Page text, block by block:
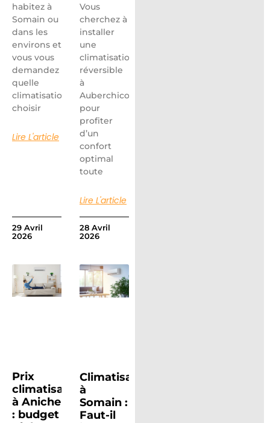
habitez à
Somain ou
dans les
environs et
vous vous
demandez
quelle
climatisation
choisir
Lire L'article
29 Avril
2026
Vous
cherchez à
installer
une
climatisation
réversible
à
Auberchicourt
pour
profiter
d’un
confort
optimal
toute
Lire L'article
28 Avril
2026
Prix
climatisation
à Aniche
: budget
Climatisation
à
Somain :
Faut-il